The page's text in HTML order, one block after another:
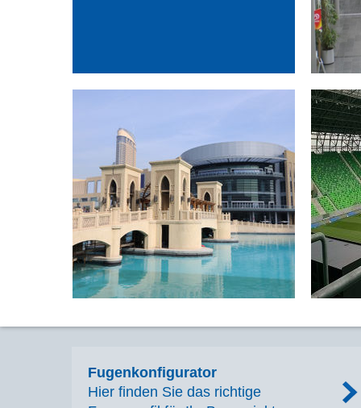
Dubai Mall
Erweiterung
Dubai, Vereinigte Arabische Emirate
Fugenkonfigurator
Hier finden Sie das richtige